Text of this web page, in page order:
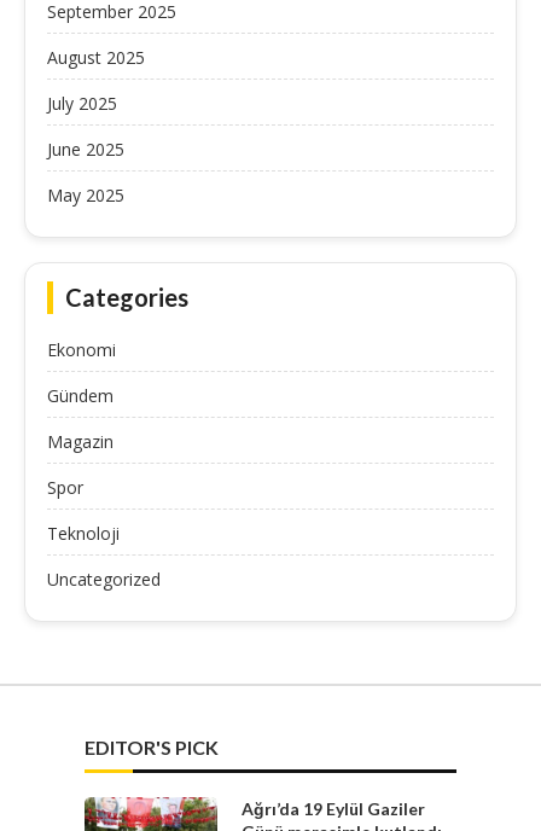
September 2025
August 2025
July 2025
June 2025
May 2025
Categories
Ekonomi
Gündem
Magazin
Spor
Teknoloji
Uncategorized
EDITOR'S PICK
Ağrı’da 19 Eylül Gaziler